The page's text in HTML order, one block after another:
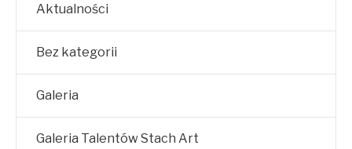
Aktualności
Bez kategorii
Galeria
Galeria Talentów Stach Art